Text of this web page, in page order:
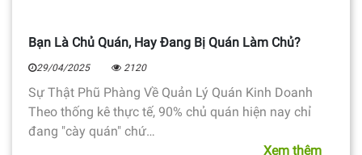
Bạn Là Chủ Quán, Hay Đang Bị Quán Làm Chủ?
29/04/2025 2120
Sự Thật Phũ Phàng Về Quản Lý Quán Kinh Doanh
Theo thống kê thực tế, 90% chủ quán hiện nay chỉ
đang "cày quán" chứ…
Xem thêm